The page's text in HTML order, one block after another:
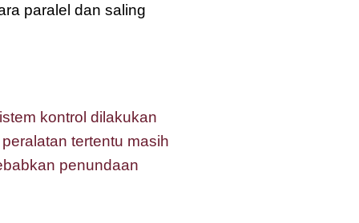
paralel dan saling
kontrol dilakukan
tertentu masih
penundaan